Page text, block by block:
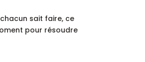
sait faire, ce
pour résoudre